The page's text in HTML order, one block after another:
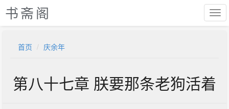
书斋阁
首页 庆余年
第八十七章 朕要那条老狗活着